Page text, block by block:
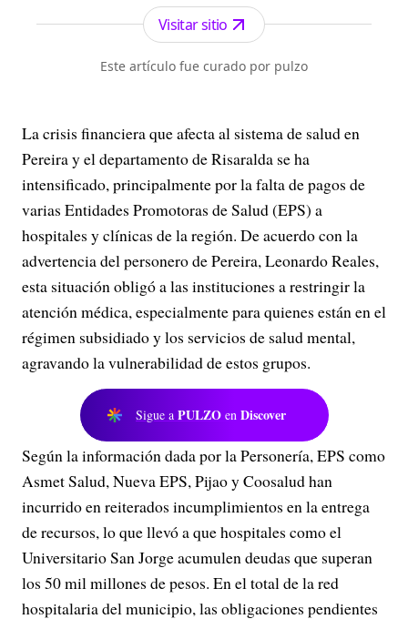
Visitar sitio
Este artículo fue curado por pulzo
La crisis financiera que afecta al sistema de salud en
Pereira y el departamento de Risaralda se ha
intensificado, principalmente por la falta de pagos de
varias Entidades Promotoras de Salud (EPS) a
hospitales y clínicas de la región. De acuerdo con la
advertencia del personero de Pereira, Leonardo Reales,
esta situación obligó a las instituciones a restringir la
atención médica, especialmente para quienes están en el
régimen subsidiado y los servicios de salud mental,
agravando la vulnerabilidad de estos grupos.
Sigue a PULZO en Discover
Según la información dada por la Personería, EPS como
Asmet Salud, Nueva EPS, Pijao y Coosalud han
incurrido en reiterados incumplimientos en la entrega
de recursos, lo que llevó a que hospitales como el
Universitario San Jorge acumulen deudas que superan
los 50 mil millones de pesos. En el total de la red
hospitalaria del municipio, las obligaciones pendientes